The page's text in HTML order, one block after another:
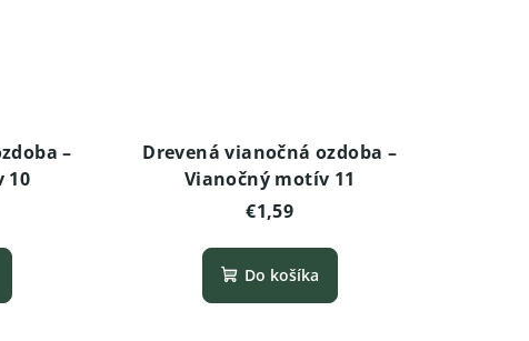
–
10
Drevená vianočná ozdoba –
Vianočný motív 11
€1,59
Do košíka